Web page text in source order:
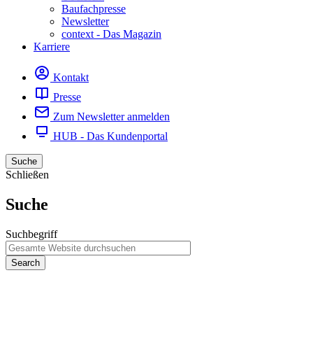
Baufachpresse
Newsletter
context - Das Magazin
Karriere
Kontakt
Presse
Zum Newsletter anmelden
HUB - Das Kundenportal
Suche
Schließen
Suche
Suchbegriff